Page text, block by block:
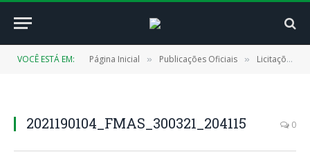
VOCÊ ESTÁ EM: Página Inicial » Publicações Oficiais » Licitações
2021190104_FMAS_300321_204115 0